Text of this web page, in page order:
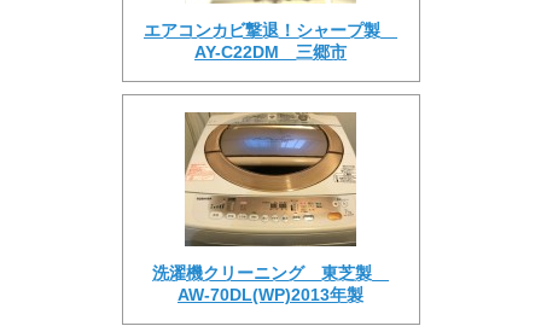
エアコンカビ撃退！シャープ製
AY-C22DM 三郷市
洗濯機クリーニング 東芝製
AW-70DL(WP)2013年製